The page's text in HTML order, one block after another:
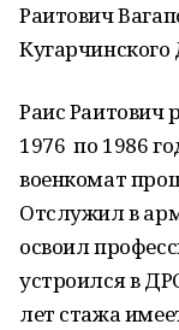
Раитович
Кугарчинского
Раис Раитович
1976 по 1986
военкомат
Отслужил в
освоил
устроился в
лет стажа